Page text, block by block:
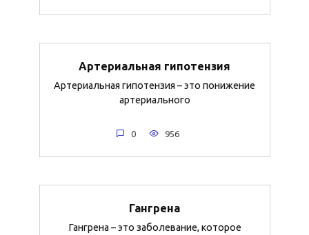
Артериальная гипотензия
Артериальная гипотензия – это понижение
артериального
0 956
Гангрена
Гангрена – это заболевание, которое